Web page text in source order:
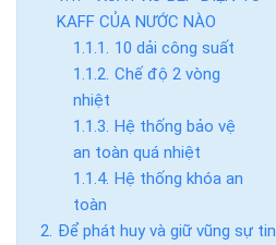
KAFF CỦA NƯỚC NÀO
10 dải công suất
Chế độ 2 vòng
nhiệt
Hệ thống bảo vệ
an toàn quá nhiệt
Hệ thống khóa an
toàn
Để phát huy và giữ vũng sự tin